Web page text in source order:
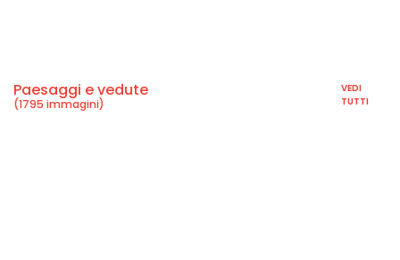
Paesaggi e vedute
(1795 immagini)
VEDI
TUTTI